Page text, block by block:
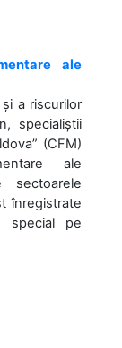
ale
a riscurilor
specialiștii
(CFM)
ale
sectoarele
înregistrate
special pe